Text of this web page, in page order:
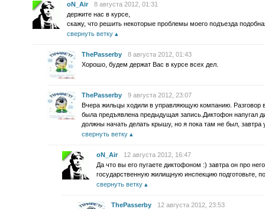
oN_Air
8 августа 2012, 01:31
держите нас в курсе,
скажу, что решить некоторые проблемы моего подъезда
свернуть ветку
ThePasserby
8 августа 2012, 01:43
Хорошо, будем держат Вас в курсе всех дел.
ThePasserby
9 августа 2012, 23:07
Вчера жильцы ходили в управляющую компанию. Разговор
была предъявлена предыдущая запись.Диктофон напугал
должны начать делать крышу, но я пока там не был, завтра
свернуть ветку
oN_Air
12 августа 2012, 16:47
Да что вы его пугаете диктофоном :) завтра он про
государственную жилищную инспекцию подготовьте,
свернуть ветку
ThePasserby
12 августа 2012, 23:53